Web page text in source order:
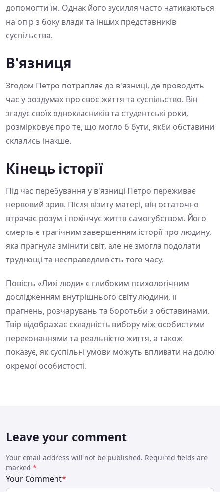
допомогти їм. Однак його зусилля часто натикаються
на опір з боку влади та інших представників
суспільства.
В'язниця
Згодом Петро потрапляє до в'язниці, де проводить
час у роздумах про своє життя та суспільство. Він
згадує своїх однокласників та студентські роки,
розмірковує про те, що могло б бути, якби обставини
склались інакше.
Кінець історії
Під час перебування у в'язниці Петро переживає
нервовий зрив. Після візиту матері, він остаточно
втрачає розум і покінчує життя самогубством. Його
смерть є трагічним завершенням історії про людину,
яка прагнула змінити світ, але не змогла подолати
труднощі та несправедливість того часу.
Повість «Лихі люди» є глибоким психологічним
дослідженням внутрішнього світу людини, її
прагнень, розчарувань та боротьби з обставинами.
Твір відображає складність вибору між особистими
переконаннями та реальністю життя, а також
показує, як суспільні умови можуть впливати на долю
окремої особистості.
Leave your comment
Your email address will not be published. Required fields are
marked *
Your Comment*